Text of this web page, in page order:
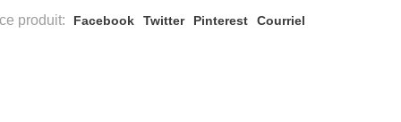
produit: Facebook Twitter Pinterest Courriel